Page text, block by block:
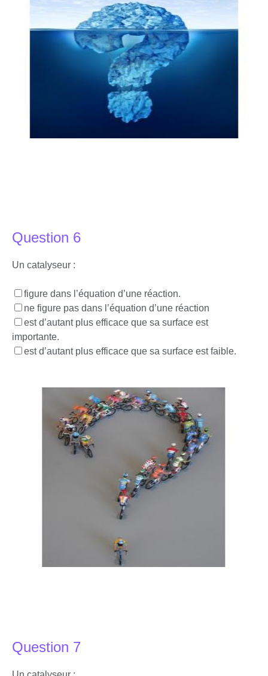
Question 6
Un catalyseur :
figure dans l’équation d’une réaction.
ne figure pas dans l’équation d’une réaction
est d’autant plus efficace que sa surface est
importante.
est d’autant plus efficace que sa surface est faible.
Question 7